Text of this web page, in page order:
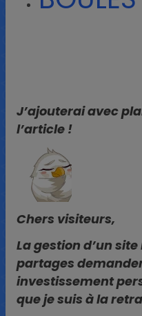
J’ajouterai avec
l’article !
Chers visiteurs,
La gestion d’un
partages
investissement
que je suis à la